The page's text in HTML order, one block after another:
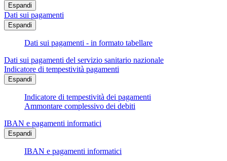
Espandi
Dati sui pagamenti
Espandi
Dati sui pagamenti - in formato tabellare
Dati sui pagamenti del servizio sanitario nazionale
Indicatore di tempestività pagamenti
Espandi
Indicatore di tempestività dei pagamenti
Ammontare complessivo dei debiti
IBAN e pagamenti informatici
Espandi
IBAN e pagamenti informatici